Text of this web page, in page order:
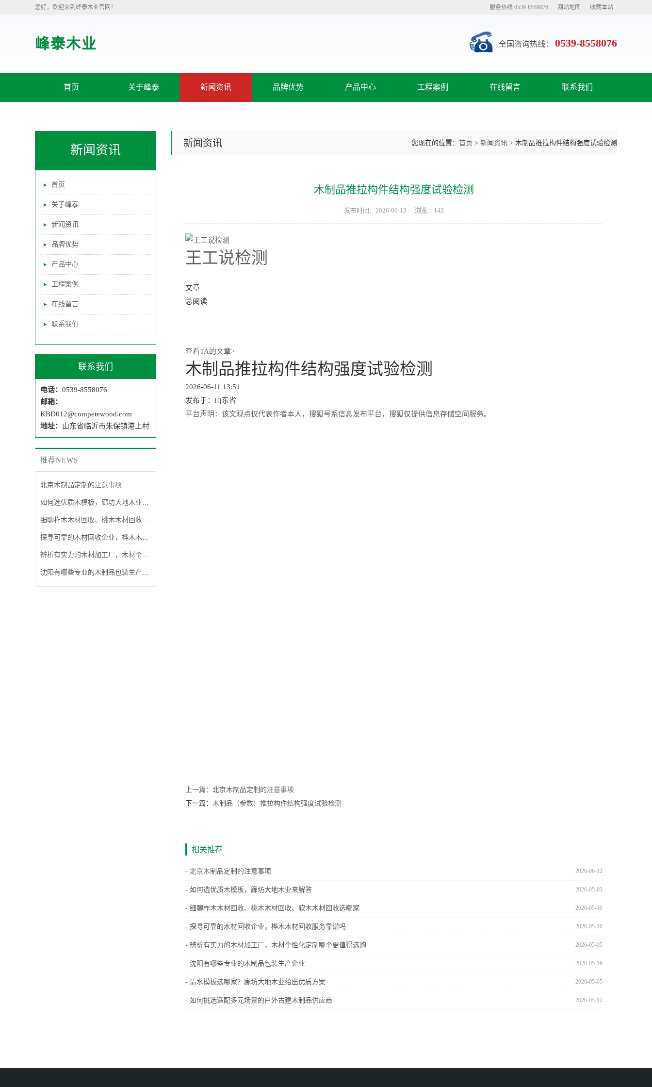
您好，欢迎来到峰泰木业官网！ 服务热线 0539-8558076 网站地图 收藏本站
峰泰木业 全国咨询热线： 0539-8558076
首页 关于峰泰 新闻资讯 品牌优势 产品中心 工程案例 在线留言 联系我们
新闻资讯
首页
关于峰泰
新闻资讯
品牌优势
产品中心
工程案例
在线留言
联系我们
联系我们
电话： 0539-8558076
邮箱：
KBD012@competewood.com
地址： 山东省临沂市朱保镇港上村
推荐NEWS
北京木制品定制的注意事项
如何选优质木模板，廊坊大地木业来解答
细聊柞木木材回收、桃木木材回收、软木木材回收选哪家
探寻可靠的木材回收企业，桦木木材回收服务靠谱吗
辨析有实力的木材加工厂，木材个性化定制哪个更值得选购
沈阳有哪些专业的木制品包装生产企业
您现在的位置： 首页 > 新闻资讯 > 木制品推拉构件结构强度试验检测
新闻资讯
木制品推拉构件结构强度试验检测
发布时间：2026-06-13 浏览：142
王工说检测
文章
总阅读
查看TA的文章>
木制品推拉构件结构强度试验检测
2026-06-11 13:51
发布于： 山东省
平台声明：该文观点仅代表作者本人，搜狐号系信息发布平台，搜狐仅提供信息存储空间服务。
上一篇： 北京木制品定制的注意事项
下一篇： 木制品（参数）推拉构件结构强度试验检测
相关推荐
- 北京木制品定制的注意事项 2026-06-12
- 如何选优质木模板，廊坊大地木业来解答 2026-05-03
- 细聊柞木木材回收、桃木木材回收、软木木材回收选哪家 2026-05-10
- 探寻可靠的木材回收企业，桦木木材回收服务靠谱吗 2026-05-10
- 辨析有实力的木材加工厂，木材个性化定制哪个更值得选购 2026-05-05
- 沈阳有哪些专业的木制品包装生产企业 2026-05-16
- 清水模板选哪家？廊坊大地木业给出优质方案 2026-05-05
- 如何挑选适配多元场景的户外古建木制品供应商 2026-05-12